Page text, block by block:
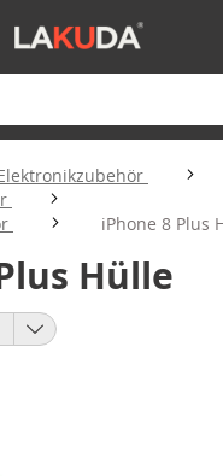
iPhone 8 Plus
Hülle